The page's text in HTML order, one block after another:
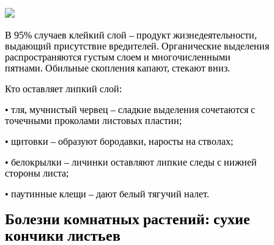
В 95% случаев клейкий слой – продукт жизнедеятельности,
выдающий присутствие вредителей. Органические выделения
распространяются густым слоем и многочисленными
пятнами. Обильные скопления капают, стекают вниз.
Кто оставляет липкий слой:
• тля, мучнистый червец – сладкие выделения сочетаются с
точечными проколами листовых пластин;
• щитовки – образуют бородавки, наросты на стволах;
• белокрылки – личинки оставляют липкие следы с нижней
стороны листа;
• паутинные клещи – дают белый тягучий налет.
Болезни комнатных растений: сухие
кончики листьев